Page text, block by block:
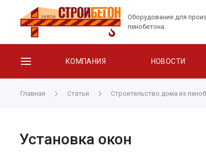
Оборудование для
пенобетона.
КОМПАНИЯ НОВОСТИ
Главная Статьи Строительство дома из
Установка окон